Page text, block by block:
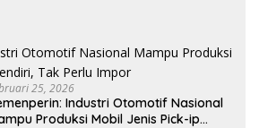
25, 2026
Industri Otomotif Nasional
Produksi Mobil Jenis Pick-ip